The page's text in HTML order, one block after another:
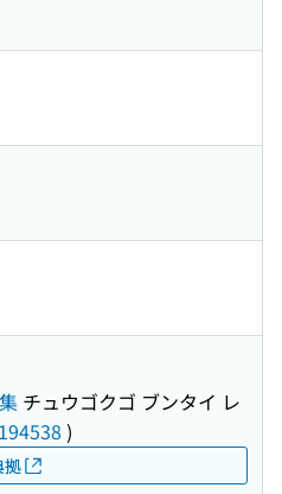
チュウゴクゴ ブンタイ レ
)
拠